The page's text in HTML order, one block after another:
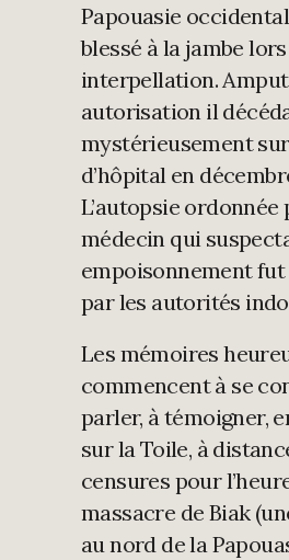
Papouasie
blessé à la jambe
interpellation.
autorisation il
mystérieusement
d’hôpital en
L’autopsie ordonnée
médecin qui
empoisonnement
par les autorités
Les mémoires
commencent à se
parler, à témoigner,
sur la Toile, à
censures pour
massacre de Biak
au nord de la